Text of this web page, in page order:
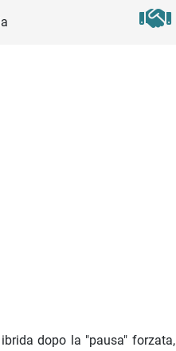
dopo la "pausa" forzata,